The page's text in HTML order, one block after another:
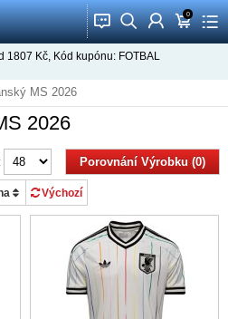
󰂱 󰂨 󰃳 0
󰃦 󰃖
1807 Kč, Kód kupónu: FOTBAL
MS 2026
2026
Porovnání Výrobku (0)
Výchozí